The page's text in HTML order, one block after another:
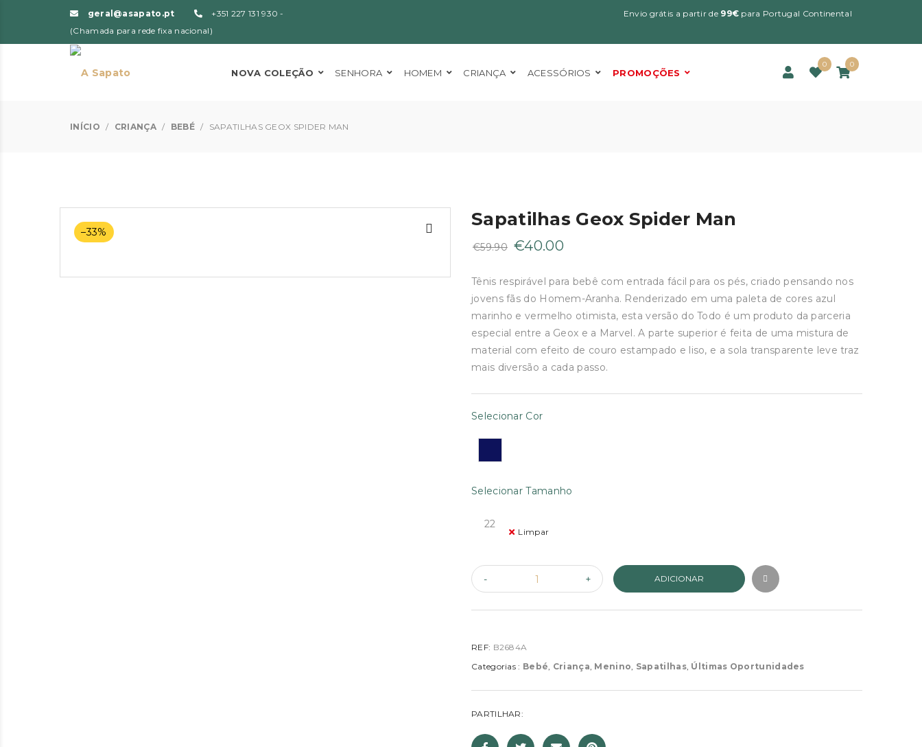
geral@asapato.pt
+351 227 131 930 -
(Chamada para rede fixa nacional)
Envio grátis a partir de 99€ para Portugal Continental
NOVA COLEÇÃO SENHORA HOMEM CRIANÇA ACESSÓRIOS PROMOÇÕES
0 0
INÍCIO / CRIANÇA / BEBÉ / SAPATILHAS GEOX SPIDER MAN
–33%
Sapatilhas Geox Spider Man
€59.90 O
original
era:
€59.90.
€40.00
atual
é:
€40.00.
Tênis respirável para bebê com entrada fácil para os pés, criado pensando nos
jovens fãs do Homem-Aranha. Renderizado em uma paleta de cores azul
marinho e vermelho otimista, esta versão do Todo é um produto da parceria
especial entre a Geox e a Marvel. A parte superior é feita de uma mistura de
material com efeito de couro estampado e liso, e a sola transparente leve traz
mais diversão a cada passo.
Selecionar Cor
Selecionar Tamanho
22
Limpar
ADICIONAR
REF: B2684A
Categorias : Bebé, Criança, Menino, Sapatilhas, Últimas Oportunidades
PARTILHAR: